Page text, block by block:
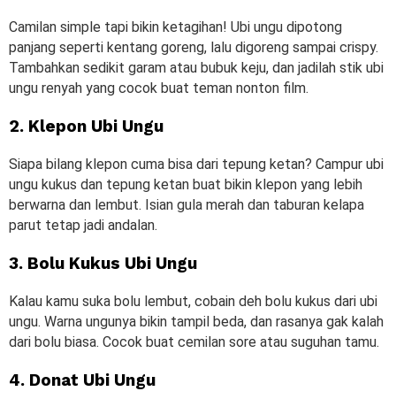
Camilan simple tapi bikin ketagihan! Ubi ungu dipotong
panjang seperti kentang goreng, lalu digoreng sampai crispy.
Tambahkan sedikit garam atau bubuk keju, dan jadilah stik ubi
ungu renyah yang cocok buat teman nonton film.
2. Klepon Ubi Ungu
Siapa bilang klepon cuma bisa dari tepung ketan? Campur ubi
ungu kukus dan tepung ketan buat bikin klepon yang lebih
berwarna dan lembut. Isian gula merah dan taburan kelapa
parut tetap jadi andalan.
3. Bolu Kukus Ubi Ungu
Kalau kamu suka bolu lembut, cobain deh bolu kukus dari ubi
ungu. Warna ungunya bikin tampil beda, dan rasanya gak kalah
dari bolu biasa. Cocok buat cemilan sore atau suguhan tamu.
4. Donat Ubi Ungu